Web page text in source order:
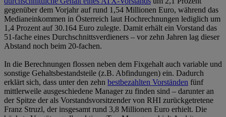
gegenüber dem Vorjahr auf rund 1,54 Millionen Euro, während das
Medianeinkommen in Österreich laut Hochrechnungen lediglich um
1,4 Prozent auf 30.164 Euro zulegte. Damit erhält ein Vorstand das
51-fache eines Durchschnittsverdieners – vor zehn Jahren lag dieser
Abstand noch beim 20-fachen.
In die Berechnungen flossen neben dem Fixgehalt auch variable und
sonstige Gehaltsbestandsteile (z.B. Abfindungen) ein. Dadurch
erklärt sich, dass unter den zehn bestbezahlten Vorständen fünf
mittlerweile ausgeschiedene Manager zu finden sind – darunter an
der Spitze der als Vorstandsvorsitzender von RHI zurückgetretene
Franz Struzl, der insgesamt rund 3,8 Millionen Euro erhielt. Die